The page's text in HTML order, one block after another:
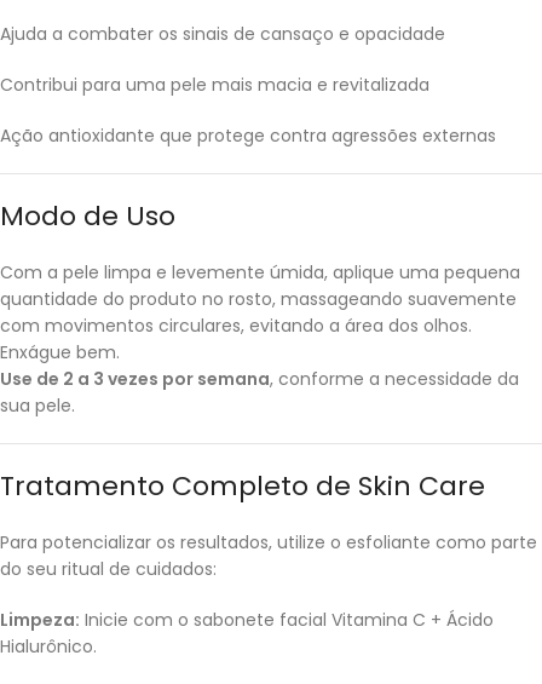
Ajuda a combater os sinais de cansaço e opacidade
Contribui para uma pele mais macia e revitalizada
Ação antioxidante que protege contra agressões externas
Modo de Uso
Com a pele limpa e levemente úmida, aplique uma pequena
quantidade do produto no rosto, massageando suavemente
com movimentos circulares, evitando a área dos olhos.
Enxágue bem.
Use de 2 a 3 vezes por semana, conforme a necessidade da
sua pele.
Tratamento Completo de Skin Care
Para potencializar os resultados, utilize o esfoliante como parte
do seu ritual de cuidados:
Limpeza: Inicie com o sabonete facial Vitamina C + Ácido
Hialurônico.